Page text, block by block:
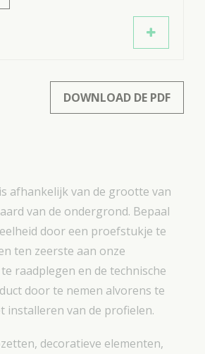
DOWNLOAD DE PDF
afhankelijk van de grootte van
van de ondergrond. Bepaal
door een proefstukje te
ten zeerste aan onze
raadplegen en de technische
door te nemen alvorens te
installeren van de profielen.
decoratieve elementen,